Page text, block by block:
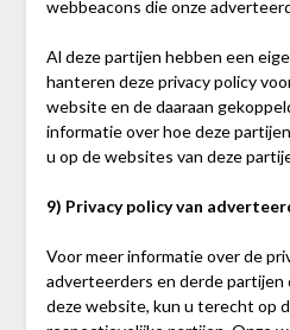
webbeacons die onze
Al deze partijen hebben een
hanteren deze privacy policy
website en de daaraan
informatie over hoe deze
u op de websites van deze
9) Privacy policy van
Voor meer informatie over de
adverteerders en derde partijen
deze website, kun u terecht op